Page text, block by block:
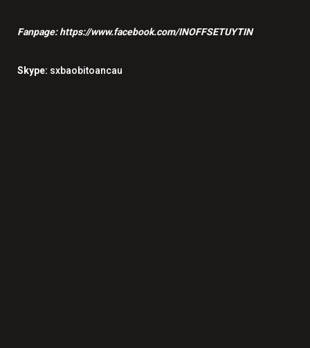
Fanpage:https://www.facebook.com/INOFFSETUYTIN
Skype: sxbaobitoancau